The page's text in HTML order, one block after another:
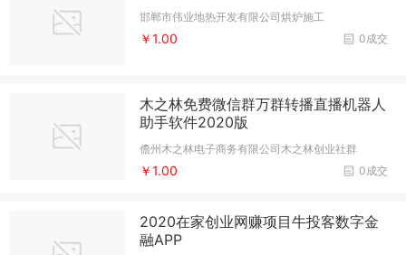
邯郸市伟业地热开发有限公司烘炉施工
0成交
￥1.00
木之林免费微信群万群转播直播机器人
助手软件2020版
儋州木之林电子商务有限公司木之林创业社群
0成交
￥1.00
2020在家创业网赚项目牛投客数字金
融APP